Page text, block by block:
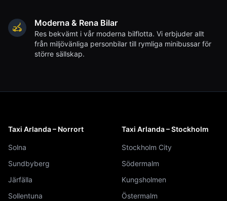
Moderna & Rena Bilar
Res bekvämt i vår moderna bilflotta. Vi erbjuder allt
från miljövänliga personbilar till rymliga minibussar för
större sällskap.
Taxi Arlanda – Norrort
Solna
Sundbyberg
Järfälla
Sollentuna
Taxi Arlanda – Stockholm
Stockholm City
Södermalm
Kungsholmen
Östermalm